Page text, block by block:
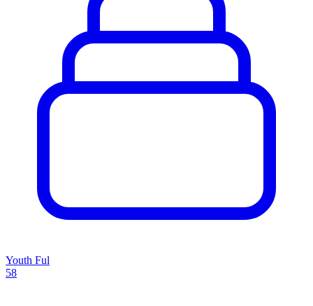
Youth Ful
58